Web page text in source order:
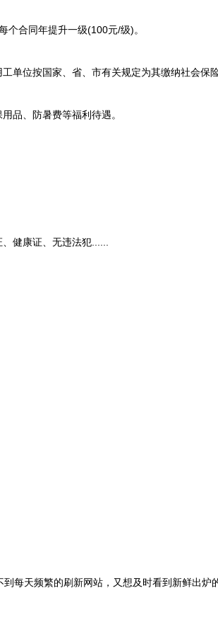
合同年提升一级(100元/级)。
位按国家、省、市有关规定为其缴纳社会保
、防暑费等福利待遇。
健康证、无违法犯......
到每天频繁的刷新网站，又想及时看到新鲜出炉